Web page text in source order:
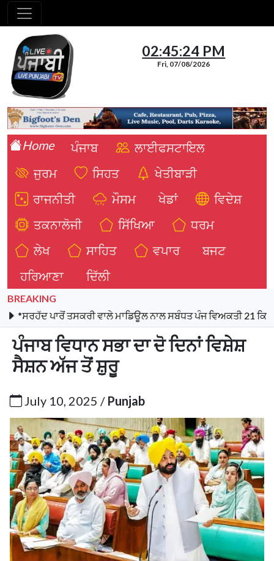
02:45:25 PM
Fri, 07/08/2026
Home ਪੰਜਾਬ
ਲਾਈਫਸਟਾਇਲ
ਜੁਰਮ
ਸਿਹਤ
ਖੇਤੀਬਾੜੀ
ਰਾਜਨੀਤੀ
ਮੌਸਮ ਖੇਡਾਂ
ਵਿਦੇਸ਼
ਤਕਨਾਲੋਜੀ
ਸਿੱਖਿਆ
ਧਰਮ
ਲੇਖ
ਸਾਹਿਤ ਵਪਾਰ
ਬਜਟ
ਹਰਿਆਣਾ
ਦਿੱਲੀ
BREAKING
ਪਾਰੋਂ ਤਸਕਰੀ ਵਾਲੇ ਮਾਡਿਊਲ ਨਾਲ ਸਬੰਧਤ ਪੰਜ ਵਿਅਕਤੀ 21 ਕਿਲੋ
ਪੰਜਾਬ ਵਿਧਾਨ ਸਭਾ ਦਾ ਦੋ ਦਿਨਾਂ ਵਿਸ਼ੇਸ਼
ਸੈਸ਼ਨ ਅੱਜ ਤੋਂ ਸ਼ੁਰੂ
July 10, 2025 / Punjab